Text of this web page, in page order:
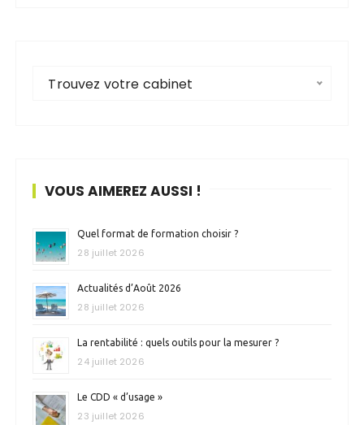
Trouvez votre cabinet
VOUS AIMEREZ AUSSI !
Quel format de formation choisir ?
28 juillet 2026
Actualités d’Août 2026
28 juillet 2026
La rentabilité : quels outils pour la mesurer ?
24 juillet 2026
Le CDD « d’usage »
23 juillet 2026